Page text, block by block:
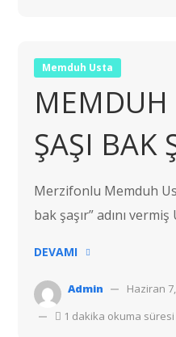
Memduh Usta
MEMDUH
ŞAŞI BAK
Merzifonlu Memduh
bak şaşır” adını vermiş
DEVAMI
Admin
Haziran
1 dakika okuma süresi